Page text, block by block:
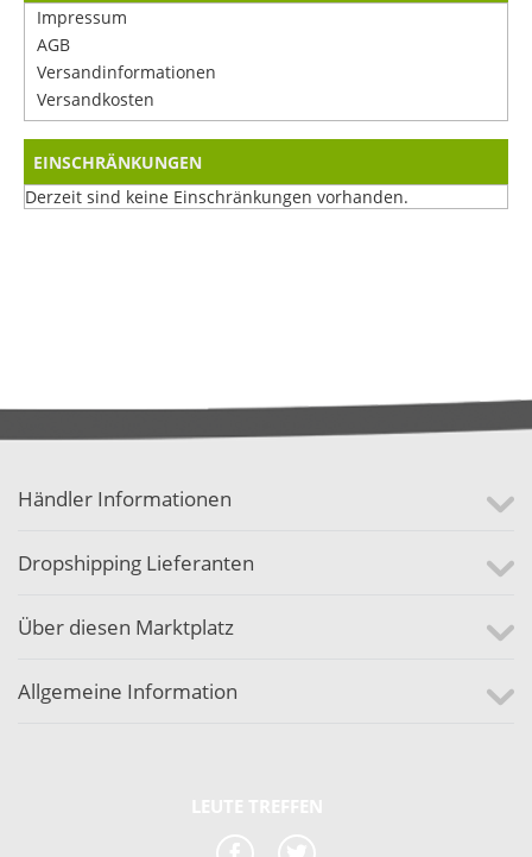
Impressum
AGB
Versandinformationen
Versandkosten
EINSCHRÄNKUNGEN
Derzeit sind keine Einschränkungen vorhanden.
Händler Informationen
Dropshipping Lieferanten
Über diesen Marktplatz
Allgemeine Information